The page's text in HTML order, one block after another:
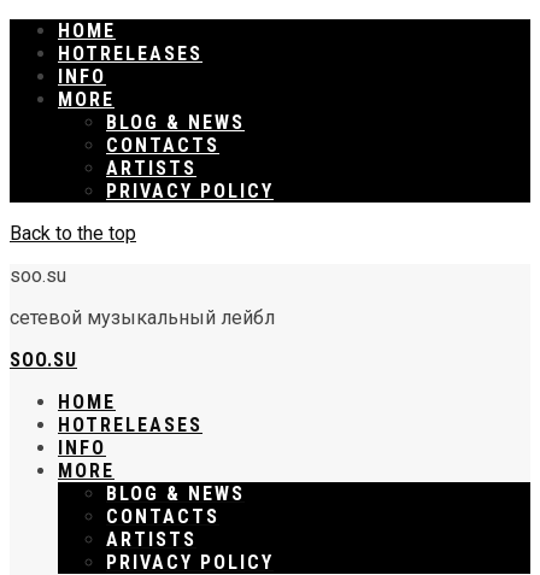
HOME
RELEASES
INFO
MORE
BLOG & NEWS
CONTACTS
ARTISTS
PRIVACY POLICY
Back to the top
soo.su
сетевой музыкальный лейбл
SOO.SU
HOME
RELEASES
INFO
MORE
BLOG & NEWS
CONTACTS
ARTISTS
PRIVACY POLICY